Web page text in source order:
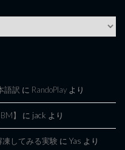
語訳 に RandoPlay より
】 に jack より
してみる実験 に Yas より